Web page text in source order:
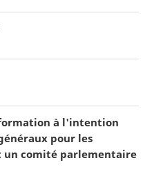
à l'intention
pour les
un comité parlementaire